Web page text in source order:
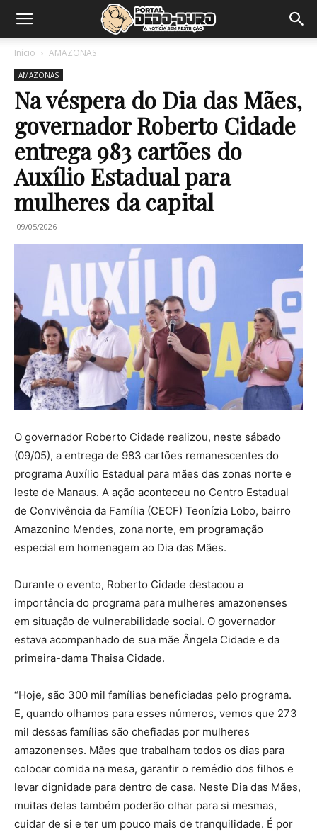
Início AMAZONAS
AMAZONAS
Na véspera do Dia das Mães,
governador Roberto Cidade
entrega 983 cartões do
Auxílio Estadual para
mulheres da capital
09/05/2026
O governador Roberto Cidade realizou, neste sábado
(09/05), a entrega de 983 cartões remanescentes do
programa Auxílio Estadual para mães das zonas norte e
leste de Manaus. A ação aconteceu no Centro Estadual
de Convivência da Família (CECF) Teonízia Lobo, bairro
Amazonino Mendes, zona norte, em programação
especial em homenagem ao Dia das Mães.
Durante o evento, Roberto Cidade destacou a
importância do programa para mulheres amazonenses
em situação de vulnerabilidade social. O governador
estava acompanhado de sua mãe Ângela Cidade e da
primeira-dama Thaisa Cidade.
“Hoje, são 300 mil famílias beneficiadas pelo programa.
E, quando olhamos para esses números, vemos que 273
mil dessas famílias são chefiadas por mulheres
amazonenses. Mães que trabalham todos os dias para
colocar comida na mesa, garantir o remédio dos filhos e
levar dignidade para dentro de casa. Neste Dia das Mães,
muitas delas também poderão olhar para si mesmas,
cuidar de si e ter um pouco mais de tranquilidade. É por